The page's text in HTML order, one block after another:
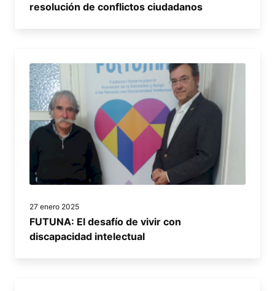
resolución de conflictos ciudadanos
27 enero 2025
FUTUNA: El desafío de vivir con
discapacidad intelectual